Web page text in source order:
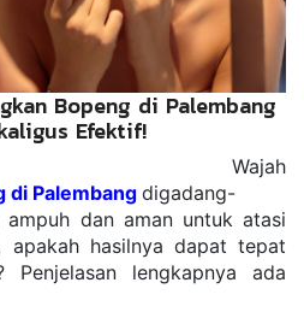
Bopeng di Palembang
Efektif!
Wajah
di Palembang digadang-
dan aman untuk atasi
apakah hasilnya dapat tepat
Penjelasan lengkapnya ada